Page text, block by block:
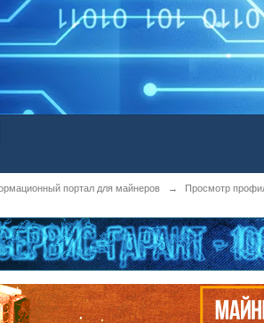
портал для майнеров → Просмотр